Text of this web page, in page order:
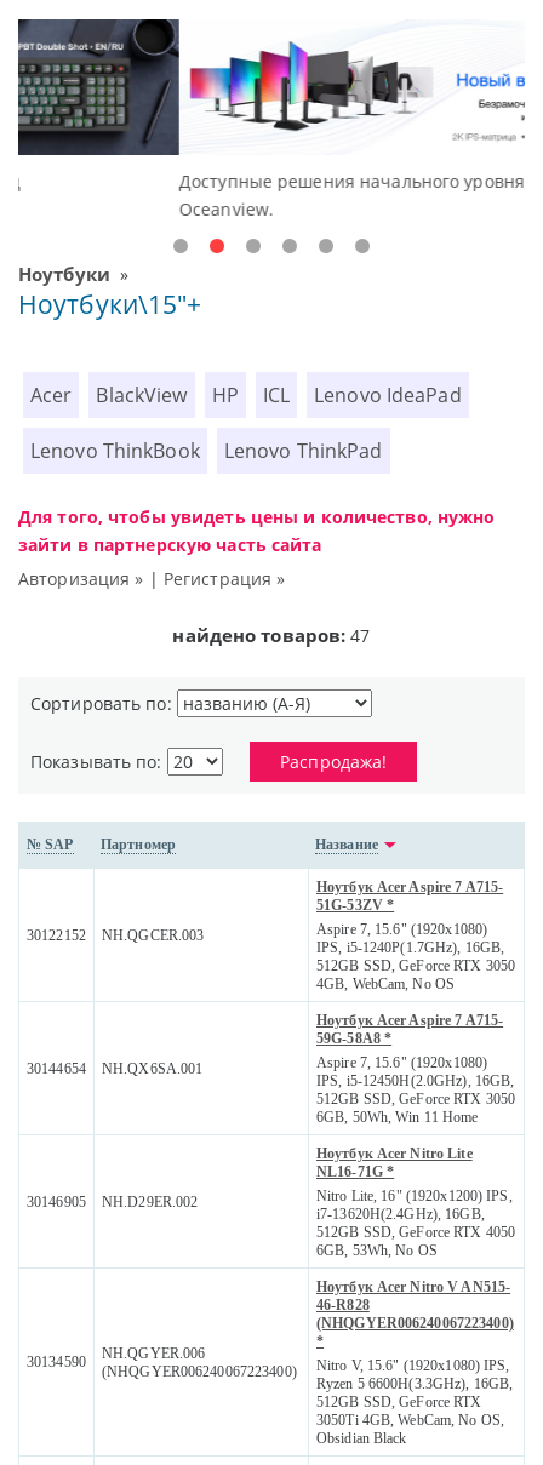
Доступные решения начального уровня, новые мониторы
Ноутбуки »
Ноутбуки\15"+
Acer BlackView HP ICL Lenovo IdeaPad
Lenovo ThinkBook Lenovo ThinkPad
Для того, чтобы увидеть цены и количество, нужно
зайти в партнерскую часть сайта
Авторизация » | Регистрация »
найдено товаров: 47
Сортировать по:
Показывать по: Распродажа!
№ SAP Партномер Название
30122152 NH.QGCER.003
Ноутбук Acer Aspire 7 A715-
51G-53ZV *
Aspire 7, 15.6" (1920x1080)
IPS, i5-1240P(1.7GHz), 16GB,
512GB SSD, GeForce RTX 3050
4GB, WebCam, No OS
30144654 NH.QX6SA.001
Ноутбук Acer Aspire 7 A715-
59G-58A8 *
Aspire 7, 15.6" (1920x1080)
IPS, i5-12450H(2.0GHz), 16GB,
512GB SSD, GeForce RTX 3050
6GB, 50Wh, Win 11 Home
30146905 NH.D29ER.002
Ноутбук Acer Nitro Lite
NL16-71G *
Nitro Lite, 16" (1920x1200) IPS,
i7-13620H(2.4GHz), 16GB,
512GB SSD, GeForce RTX 4050
6GB, 53Wh, No OS
30134590
NH.QGYER.006
(NHQGYER006240067223400)
Ноутбук Acer Nitro V AN515-
46-R828
(NHQGYER006240067223400)
*
Nitro V, 15.6" (1920x1080) IPS,
Ryzen 5 6600H(3.3GHz), 16GB,
512GB SSD, GeForce RTX
3050Ti 4GB, WebCam, No OS,
Obsidian Black